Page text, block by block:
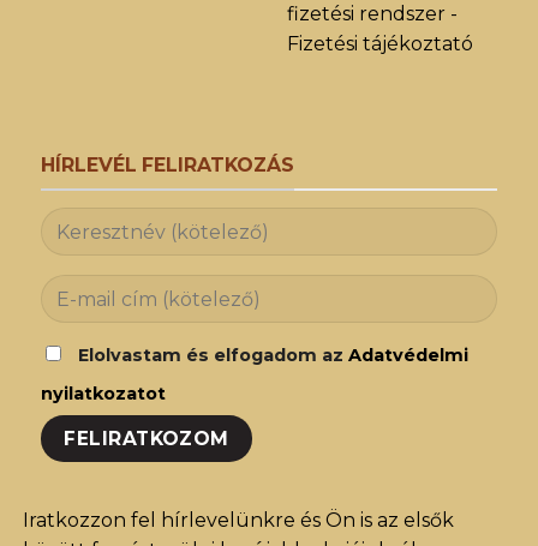
fizetési rendszer -
Fizetési tájékoztató
HÍRLEVÉL FELIRATKOZÁS
Elolvastam és elfogadom az Adatvédelmi
nyilatkozatot
Iratkozzon fel hírlevelünkre és Ön is az elsők